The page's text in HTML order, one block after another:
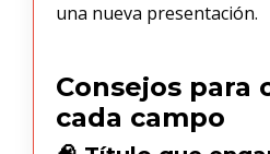
una nueva presentación.
Consejos para
cada campo